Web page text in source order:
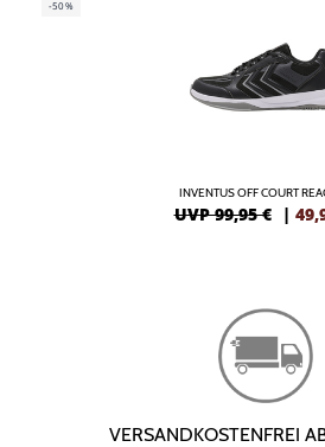
-50%
INVENTUS OFF COURT
UVP 99,95 € |
VERSANDKOSTENFREI